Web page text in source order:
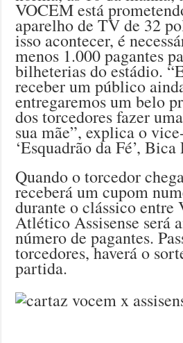
VOCEM está
aparelho de TV de 32
isso acontecer, é
menos 1.000 pagantes
bilheterias do estádio.
receber um público
entregaremos um belo
dos torcedores fazer
sua mãe”, explica o
‘Esquadrão da Fé’,
Quando o torcedor
receberá um cupom
durante o clássico entre
Atlético Assisense será
número de pagantes.
torcedores, haverá o
partida.